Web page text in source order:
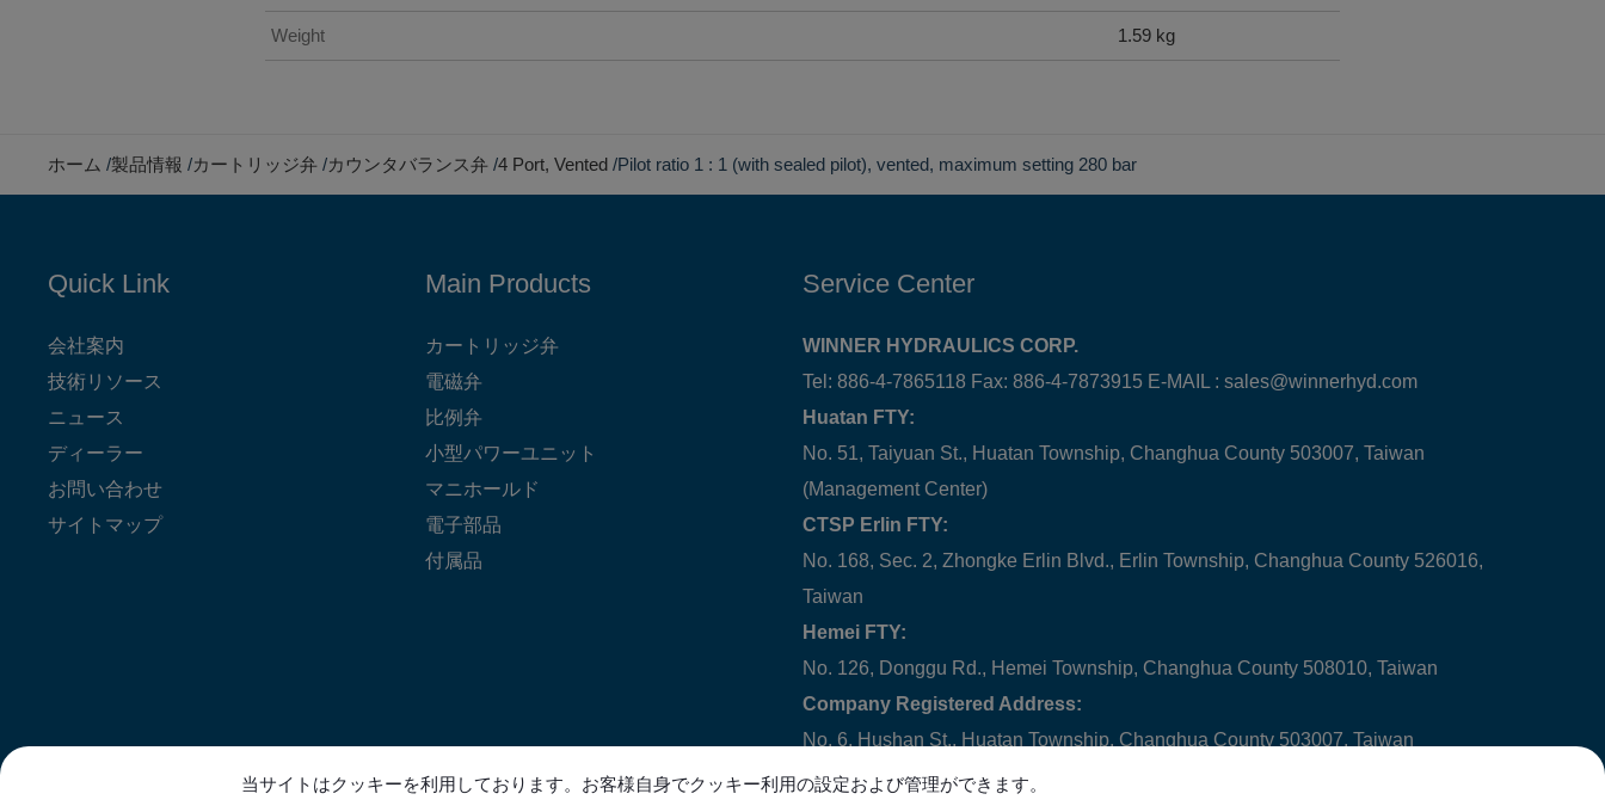
Weight 1.59 kg
ホーム 製品情報 カートリッジ弁 カウンタバランス弁 4 Port, Vented Pilot ratio 1 : 1 (with sealed pilot), vented, maximum setting 280 bar
Quick Link
会社案内
技術リソース
ニュース
ディーラー
お問い合わせ
サイトマップ
Main Products
カートリッジ弁
電磁弁
比例弁
小型パワーユニット
マニホールド
電子部品
付属品
Service Center
WINNER HYDRAULICS CORP.
Tel: 886-4-7865118 Fax: 886-4-7873915 E-MAIL : sales@winnerhyd.com
Huatan FTY:
No. 51, Taiyuan St., Huatan Township, Changhua County 503007, Taiwan
(Management Center)
CTSP Erlin FTY:
No. 168, Sec. 2, Zhongke Erlin Blvd., Erlin Township, Changhua County 526016,
Taiwan
Hemei FTY:
No. 126, Donggu Rd., Hemei Township, Changhua County 508010, Taiwan
Company Registered Address:
No. 6, Hushan St., Huatan Township, Changhua County 503007, Taiwan
当サイトはクッキーを利用しております。お客様自身でクッキー利用の設定および管理ができます。